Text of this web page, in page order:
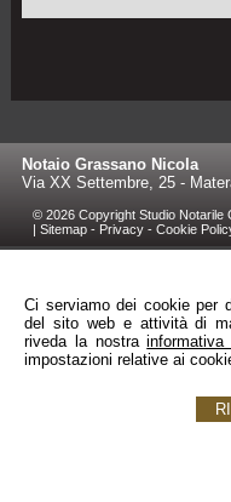
Ci serviamo dei cookie per
del sito web e attività di
riveda la nostra
impostazioni relative ai
Notaio Grassano Nicola
Via XX Settembre, 25 -
© 2026 Copyright Studio Notarile
| Sitemap- Privacy- Cookie